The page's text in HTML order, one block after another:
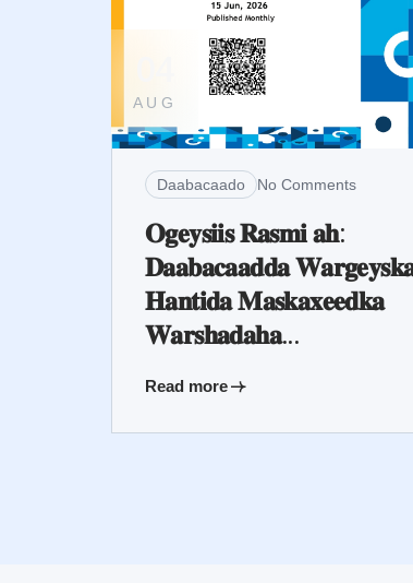
AUG
Daabacaado No Comments
𝐎𝐠𝐞𝐲𝐬𝐢𝐢𝐬 𝐑𝐚𝐬𝐦𝐢 𝐚𝐡:
𝐃𝐚𝐚𝐛𝐚𝐜𝐚𝐚𝐝𝐝𝐚
𝐇𝐚𝐧𝐭𝐢𝐝𝐚 𝐌𝐚𝐬𝐤𝐚𝐱𝐞𝐞𝐝𝐤𝐚
𝐖𝐚𝐫𝐬𝐡𝐚𝐝𝐚𝐡𝐚...
Read more